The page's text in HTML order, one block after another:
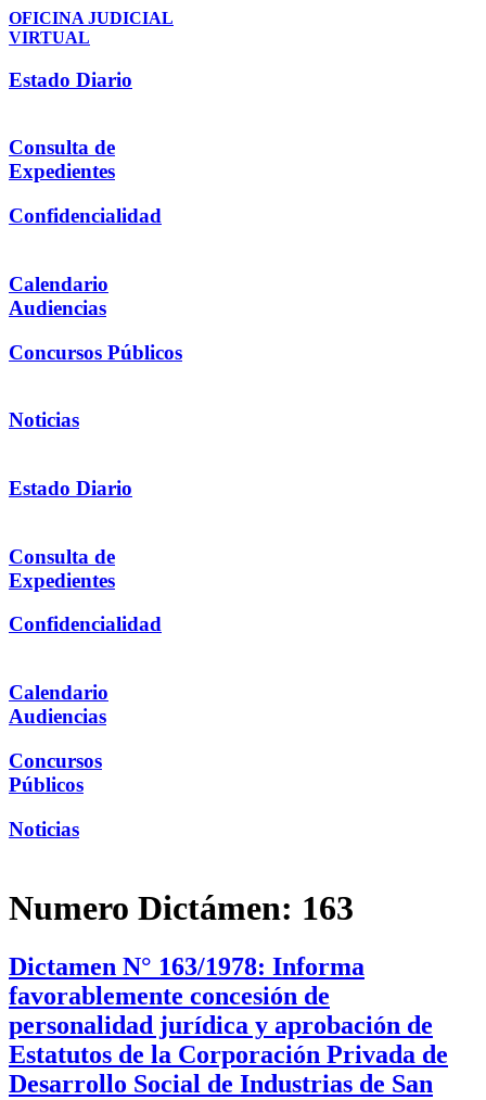
OFICINA JUDICIAL
VIRTUAL
Estado Diario
Consulta de
Expedientes
Confidencialidad
Calendario
Audiencias
Concursos Públicos
Noticias
Estado Diario
Consulta de
Expedientes
Confidencialidad
Calendario
Audiencias
Concursos
Públicos
Noticias
Numero Dictámen: 163
Dictamen N° 163/1978: Informa
favorablemente concesión de
personalidad jurídica y aprobación de
Estatutos de la Corporación Privada de
Desarrollo Social de Industrias de San